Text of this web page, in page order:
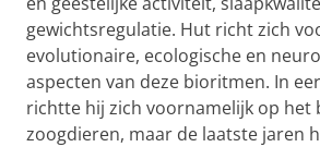
gewichtsregulatie. Hut richt zich
evolutionaire, ecologische en
aspecten van deze bioritmen. In
richtte hij zich voornamelijk op het
zoogdieren, maar de laatste jaren